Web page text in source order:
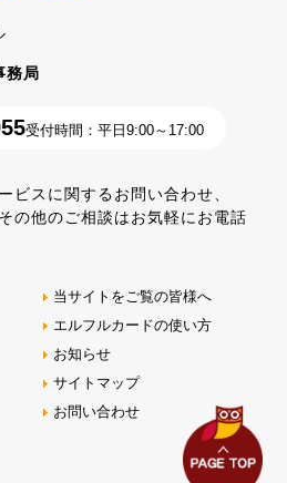
務局
受付時間：平日9:00～17:00
ビスに関するお問い合わせ、
の他のご相談はお気軽にお電話
当サイトをご覧の皆様へ
エルフルカードの使い方
お知らせ
サイトマップ
お問い合わせ